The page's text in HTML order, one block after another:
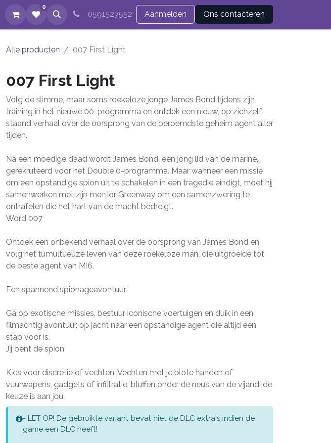
Over ons Reparaties
0
0591527552 Aanmelden Ons contacteren
Alle producten 007 First Light
007 First Light
Volg de slimme, maar soms roekeloze jonge James Bond tijdens zijn
training in het nieuwe 00-programma en ontdek een nieuw, op zichzelf
staand verhaal over de oorsprong van de beroemdste geheim agent aller
tijden.
Na een moedige daad wordt James Bond, een jong lid van de marine,
gerekruteerd voor het Double 0-programma. Maar wanneer een missie
om een opstandige spion uit te schakelen in een tragedie eindigt, moet hij
samenwerken met zijn mentor Greenway om een samenzwering te
ontrafelen die het hart van de macht bedreigt.
Word 007
Ontdek een onbekend verhaal over de oorsprong van James Bond en
volg het tumultueuze leven van deze roekeloze man, die uitgroeide tot
de beste agent van MI6.
Een spannend spionageavontuur
Ga op exotische missies, bestuur iconische voertuigen en duik in een
filmachtig avontuur, op jacht naar een opstandige agent die altijd een
stap voor is.
Jij bent de spion
Kies voor discretie of vechten. Vechten met je blote handen of
vuurwapens, gadgets of infiltratie, bluffen onder de neus van de vijand, de
keuze is aan jou.
- ​LET OP! De gebruikte variant bevat niet de DLC extra's indien de
game een DLC ​heeft!